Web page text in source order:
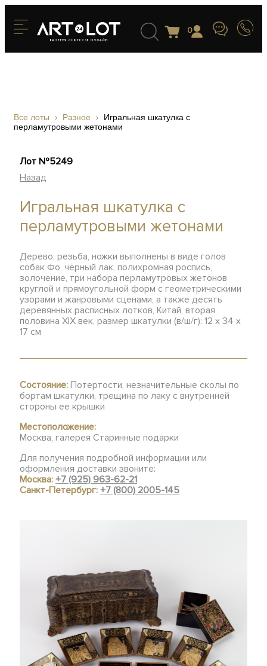
0
Все лоты Разное
Игральная шкатулка с
перламутровыми жетонами
Лот №5249
Назад
Игральная шкатулка с
перламутровыми жетонами
Дерево, резьба, ножки выполнены в виде голов
собак Фо, чёрный лак, полихромная роспись,
золочение, три набора перламутровых жетонов
круглой и прямоугольной форм с геометрическими
узорами и жанровыми сценами, а также десять
деревянных расписных лотков, Китай, вторая
половина XIX век, размер шкатулки (в/ш/г): 12 х 34 х
17 см
Состояние: Потертости, незначительные сколы по
бортам шкатулки, трещина по лаку с внутренней
стороны ее крышки
Местоположение:
Москва, галерея Старинные подарки
Для получения подробной информации или
оформления доставки звоните:
Москва:+7 (925) 963-62-21
Санкт-Петербург:+7 (800) 2005-145